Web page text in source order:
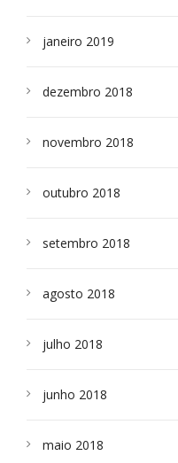
janeiro 2019
dezembro 2018
novembro 2018
outubro 2018
setembro 2018
agosto 2018
julho 2018
junho 2018
maio 2018